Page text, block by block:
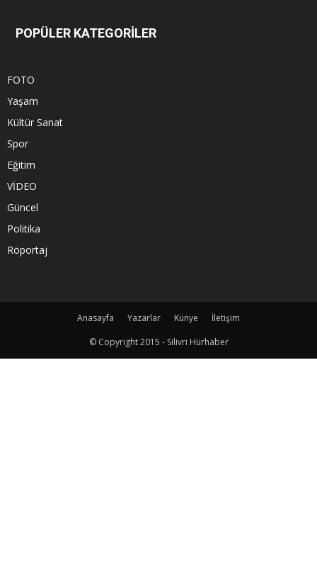
POPÜLER KATEGORİLER
FOTO
Yaşam
Kültür Sanat
Spor
Eğitim
VİDEO
Güncel
Politika
Röportaj
Anasayfa Yazarlar Künye
İletişim
© Copyright 2015 - Silivri Hürhaber